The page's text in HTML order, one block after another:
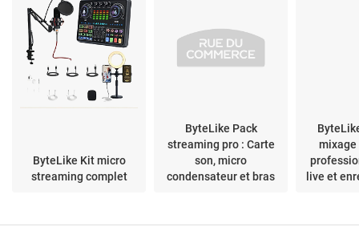
ByteLike Kit micro
streaming complet
ByteLike Pack
streaming pro : Carte
son, micro
condensateur et bras
mixage
live et